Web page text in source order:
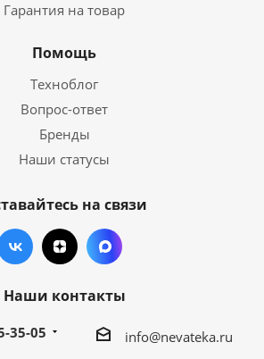
Гарантия на товар
Помощь
Техноблог
Вопрос-ответ
Бренды
Наши статусы
на связи
Наши контакты
35-05 info@nevateka.ru